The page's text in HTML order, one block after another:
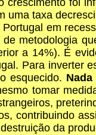
crescimento foi
uma taxa
em
metodologia
a 14%). É
Para inverter
esquecido.
tomar
contribuindo
da